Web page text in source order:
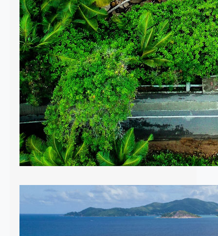
une voiture est selon moi
indispensable si vous voulez
explorer l’île en toute liberté. En…
Quand partir aux Seychelles ?
Climat, météo et activités